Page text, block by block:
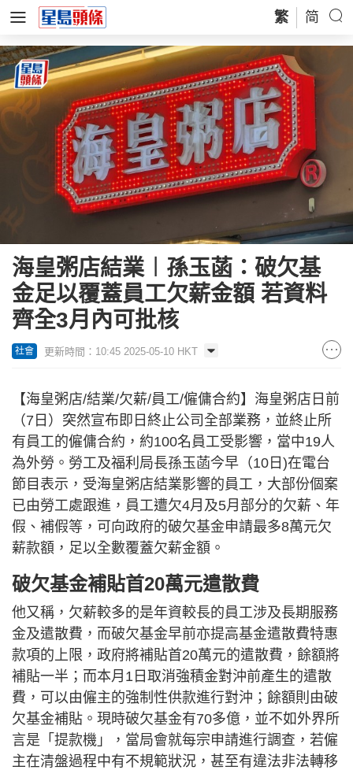
繁 简
海皇粥店結業︱孫玉菡：破欠基
金足以覆蓋員工欠薪金額 若資料
齊全3月內可批核
社會 更新時間：10:45 2025-05-10 HKT
【海皇粥店/結業/欠薪/員工/僱傭合約】海皇粥店日前
（7日）突然宣布即日終止公司全部業務，並終止所
有員工的僱傭合約，約100名員工受影響，當中19人
為外勞。勞工及福利局長孫玉菡今早（10日)在電台
節目表示，受海皇粥店結業影響的員工，大部份個案
已由勞工處跟進，員工遭欠4月及5月部分的欠薪、年
假、補假等，可向政府的破欠基金申請最多8萬元欠
薪款額，足以全數覆蓋欠薪金額。
破欠基金補貼首20萬元遣散費
他又稱，欠薪較多的是年資較長的員工涉及長期服務
金及遣散費，而破欠基金早前亦提高基金遣散費特惠
款項的上限，政府將補貼首20萬元的遣散費，餘額將
補貼一半；而本月1日取消強積金對沖前產生的遣散
費，可以由僱主的強制性供款進行對沖；餘額則由破
欠基金補貼。現時破欠基金有70多億，並不如外界所
言是「提款機」，當局會就每宗申請進行調查，若僱
主在清盤過程中有不規範狀況，甚至有違法非法轉移